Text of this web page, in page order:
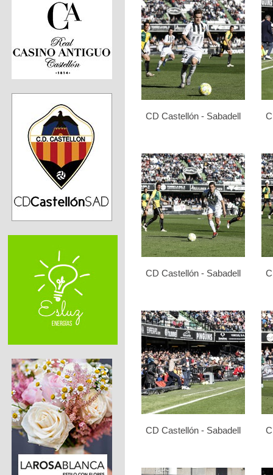
CD Castellón - Sabadell
CD Castellón - Sabadell
CD Castellón - Sabadell